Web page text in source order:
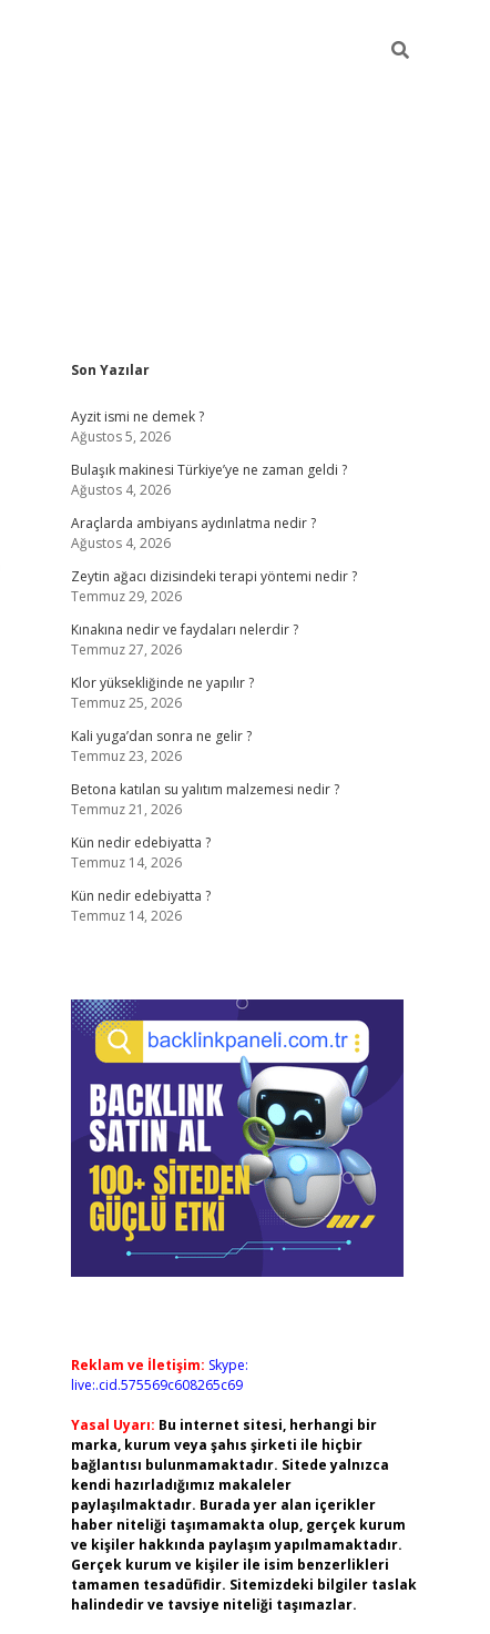
Sidebar
Son Yazılar
Ayzit ismi ne demek ?
Ağustos 5, 2026
Bulaşık makinesi Türkiye’ye ne zaman geldi ?
Ağustos 4, 2026
Araçlarda ambiyans aydınlatma nedir ?
Ağustos 4, 2026
Zeytin ağacı dizisindeki terapi yöntemi nedir ?
Temmuz 29, 2026
Kınakına nedir ve faydaları nelerdir ?
Temmuz 27, 2026
Klor yüksekliğinde ne yapılır ?
Temmuz 25, 2026
Kali yuga’dan sonra ne gelir ?
Temmuz 23, 2026
Betona katılan su yalıtım malzemesi nedir ?
Temmuz 21, 2026
Kün nedir edebiyatta ?
Temmuz 14, 2026
Kün nedir edebiyatta ?
Temmuz 14, 2026
Reklam ve İletişim: Skype:
live:.cid.575569c608265c69
Yasal Uyarı: Bu internet sitesi, herhangi bir
marka, kurum veya şahıs şirketi ile hiçbir
bağlantısı bulunmamaktadır. Sitede yalnızca
kendi hazırladığımız makaleler
paylaşılmaktadır. Burada yer alan içerikler
haber niteliği taşımamakta olup, gerçek kurum
ve kişiler hakkında paylaşım yapılmamaktadır.
Gerçek kurum ve kişiler ile isim benzerlikleri
tamamen tesadüfidir. Sitemizdeki bilgiler taslak
halindedir ve tavsiye niteliği taşımazlar.